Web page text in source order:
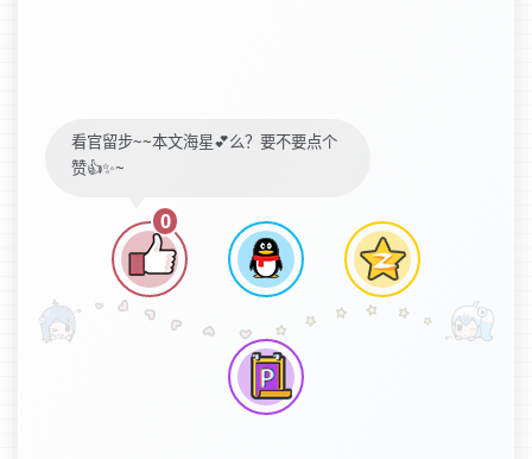
看官留步~~本文海星💕么？要不要点个
赞👍✨~
0